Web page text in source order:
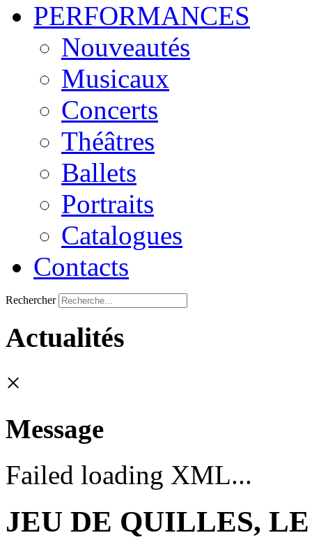
PERFORMANCES
Nouveautés
Musicaux
Concerts
Théâtres
Ballets
Portraits
Catalogues
Contacts
Rechercher
Actualités
×
Message
Failed loading XML...
JEU DE QUILLES, LE